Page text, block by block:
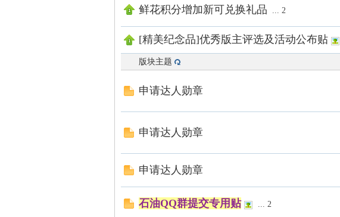
鲜花积分增加新可兑换礼品 ... 2
[精美纪念品]优秀版主评选及活动公布贴
版块主题
申请达人勋章
申请达人勋章
申请达人勋章
石油QQ群提交专用贴 ... 2